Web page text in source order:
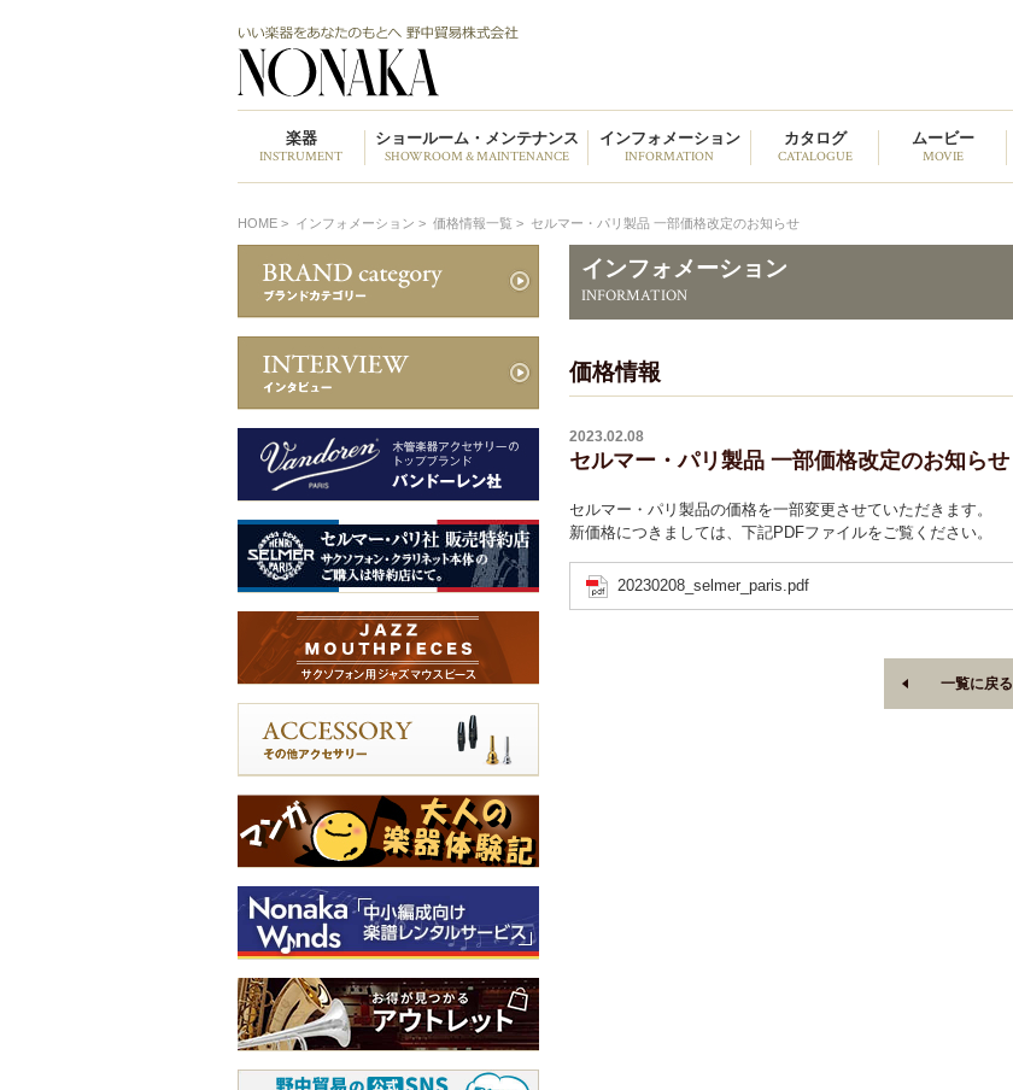
楽器
INSTRUMENT
ショールーム・メンテナンス
SHOWROOM & MAINTENANCE
インフォメーション
INFORMATION
カタログ
CATALOGUE
ムービー
MOVIE
HOME > インフォメーション > 価格情報一覧 > セルマー・パリ製品 一部価格改定のお知らせ
インフォメーション
INFORMATION
価格情報
2023.02.08
セルマー・パリ製品 一部価格改定のお知らせ
セルマー・パリ製品の価格を一部変更させていただきます。
新価格につきましては、下記PDFファイルをご覧ください。
20230208_selmer_paris.pdf
一覧に戻る